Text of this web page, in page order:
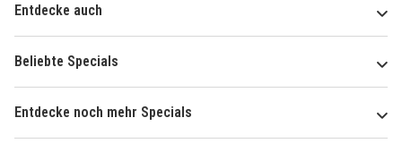
Entdecke auch
Beliebte Specials
Entdecke noch mehr Specials